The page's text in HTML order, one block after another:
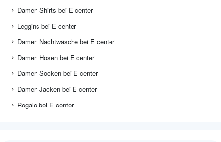
Damen Shirts bei E center
Leggins bei E center
Damen Nachtwäsche bei E center
Damen Hosen bei E center
Damen Socken bei E center
Damen Jacken bei E center
Regale bei E center